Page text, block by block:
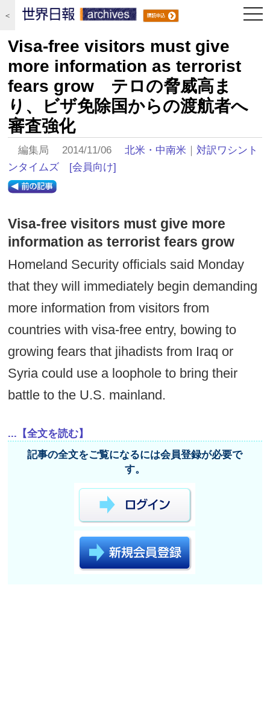
＜
Visa-free visitors must give
more information as terrorist
fears grow テロの脅威高ま
り、ビザ免除国からの渡航者へ
審査強化
編集局 2014/11/06北米・中南米 ｜対訳ワシント
ンタイムズ
[会員向け]
Visa-free visitors must give more
information as terrorist fears grow
Homeland Security officials said Monday
that they will immediately begin demanding
more information from visitors from
countries with visa-free entry, bowing to
growing fears that jihadists from Iraq or
Syria could use a loophole to bring their
battle to the U.S. mainland.
...【全文を読む】
記事の全文をご覧になるには会員登録が必要で
す。